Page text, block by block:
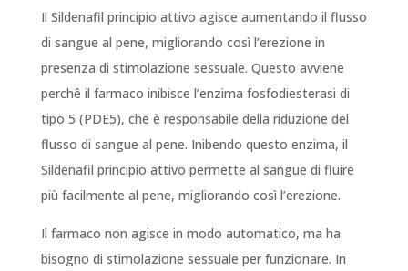
Il Sildenafil principio attivo agisce aumentando il flusso
di sangue al pene, migliorando così l’erezione in
presenza di stimolazione sessuale. Questo avviene
perchê il farmaco inibisce l’enzima fosfodiesterasi di
tipo 5 (PDE5), che è responsabile della riduzione del
flusso di sangue al pene. Inibendo questo enzima, il
Sildenafil principio attivo permette al sangue di fluire
più facilmente al pene, migliorando così l’erezione.
Il farmaco non agisce in modo automatico, ma ha
bisogno di stimolazione sessuale per funzionare. In